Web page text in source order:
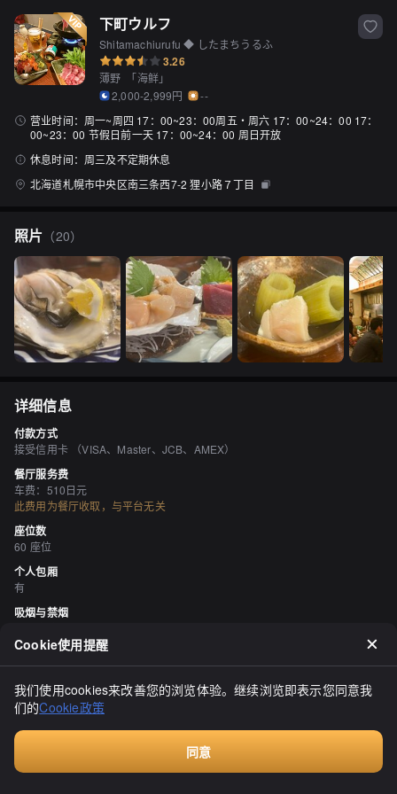
下町ウルフ
Shitamachiurufu ◆ したまちうるふ
3.26
薄野 「海鲜」
2,000-2,999円
--
营业时间： 周一~周四 17：00~23：00周五・周六 17：00~24：00 17：
00~23：00 节假日前一天 17：00~24：00 周日开放
休息时间： 周三及不定期休息
北海道札幌市中央区南三条西7-2 狸小路７丁目
照片 （20）
详细信息
付款方式
接受信用卡 （VISA、Master、JCB、AMEX）
餐厅服务费
车费：510日元
此费用为餐厅收取，与平台无关
座位数
60 座位
个人包厢
有
吸烟与禁烟
月1日起生效，可能与最新信息有所不同，因此请在访问商店之前与商店确
停车场
无
有吧台座位、有榻榻米区域
酒水
Cookie使用提醒
我们使用cookies来改善您的浏览体验。继续浏览即表示您同意我
们的Cookie政策
同意